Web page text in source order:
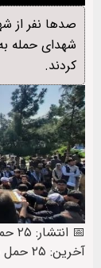
صدها نفر از
شهدای حمله
کردند.
آخرین: ۲۵ حمل ۱۴۰۵ ساعت ۱۵:۴۱